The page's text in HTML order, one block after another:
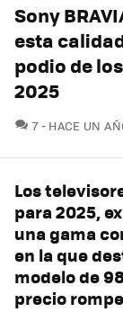
Sony
esta
podio de
2025
7 HACE UN
Los
para 2025,
una gama
en la que
modelo de
precio